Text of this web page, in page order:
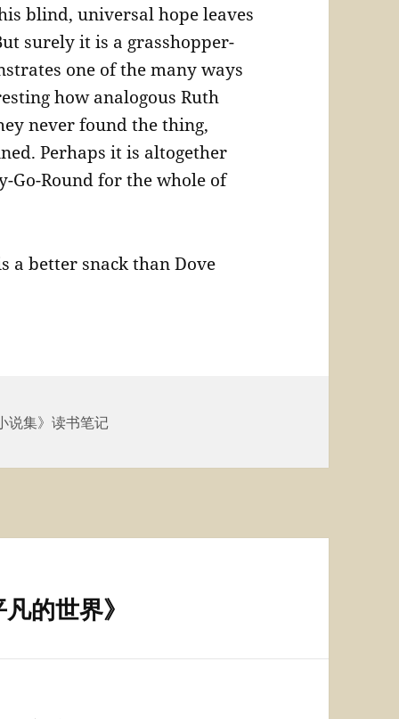
blind, universal hope leaves
surely it is a grasshopper-
one of the many ways
how analogous Ruth
never found the thing,
Perhaps it is altogether
Go-Round for the whole of
a better snack than Dove
说集》读书笔记
的世界》